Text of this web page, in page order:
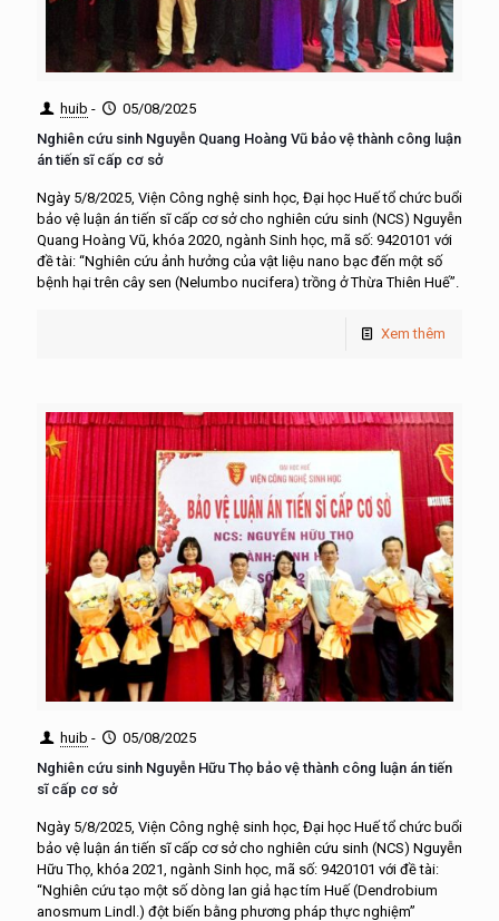
huib -
05/08/2025
Nghiên cứu sinh Nguyễn Quang Hoàng Vũ bảo vệ thành công luận
án tiến sĩ cấp cơ sở
Ngày 5/8/2025, Viện Công nghệ sinh học, Đại học Huế tổ chức buổi
bảo vệ luận án tiến sĩ cấp cơ sở cho nghiên cứu sinh (NCS) Nguyễn
Quang Hoàng Vũ, khóa 2020, ngành Sinh học, mã số: 9420101 với
đề tài: “Nghiên cứu ảnh hưởng của vật liệu nano bạc đến một số
bệnh hại trên cây sen (Nelumbo nucifera) trồng ở Thừa Thiên Huế”.
Xem thêm
huib -
05/08/2025
Nghiên cứu sinh Nguyễn Hữu Thọ bảo vệ thành công luận án tiến
sĩ cấp cơ sở
Ngày 5/8/2025, Viện Công nghệ sinh học, Đại học Huế tổ chức buổi
bảo vệ luận án tiến sĩ cấp cơ sở cho nghiên cứu sinh (NCS) Nguyễn
Hữu Thọ, khóa 2021, ngành Sinh học, mã số: 9420101 với đề tài:
“Nghiên cứu tạo một số dòng lan giả hạc tím Huế (Dendrobium
anosmum Lindl.) đột biến bằng phương pháp thực nghiệm”